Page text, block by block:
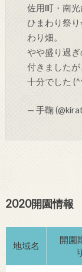
佐用町・南光
ひまわり祭
わり畑。
やや盛り過
付きました
十分でした
— 手鞠
2020開園情報
地域名
開園